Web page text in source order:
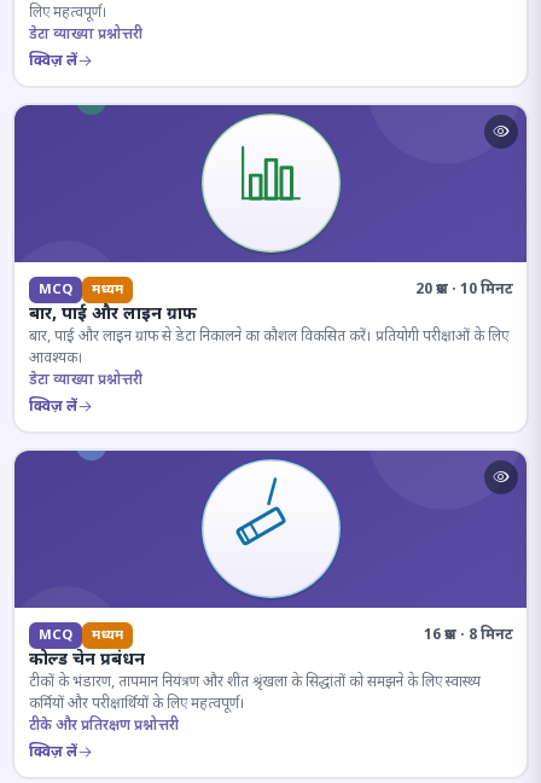
लिए महत्वपूर्ण।
डेटा व्याख्या प्रश्नोत्तरी
क्विज़ लें
MCQ मध्यम 20 प्रश्न · 10 मिनट
बार, पाई और लाइन ग्राफ
बार, पाई और लाइन ग्राफ से डेटा निकालने का कौशल विकसित करें। प्रतियोगी परीक्षाओं के लिए
आवश्यक।
डेटा व्याख्या प्रश्नोत्तरी
क्विज़ लें
MCQ मध्यम 16 प्रश्न · 8 मिनट
कोल्ड चेन प्रबंधन
टीकों के भंडारण, तापमान नियंत्रण और शीत श्रृंखला के सिद्धांतों को समझने के लिए स्वास्थ्य
कर्मियों और परीक्षार्थियों के लिए महत्वपूर्ण।
टीके और प्रतिरक्षण प्रश्नोत्तरी
क्विज़ लें